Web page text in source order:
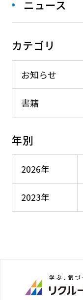
ニュース
カテゴリ
お知らせ
書籍
年別
2026年
2023年